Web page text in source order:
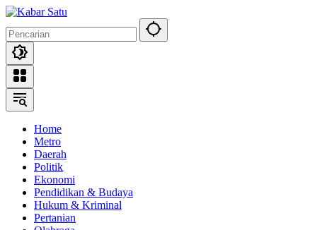
Langsung
konten
Home
Metro
Daerah
Politik
Ekonomi
Pendidikan & Budaya
Hukum & Kriminal
Pertanian